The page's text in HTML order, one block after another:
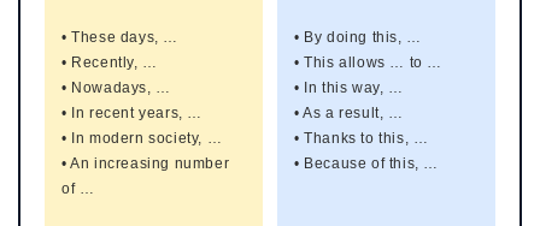
• These days, …
• Recently, …
• Nowadays, …
• In recent years, …
• In modern society, …
• An increasing number
of …
• By doing this, …
• This allows … to …
• In this way, …
• As a result, …
• Thanks to this, …
• Because of this, …